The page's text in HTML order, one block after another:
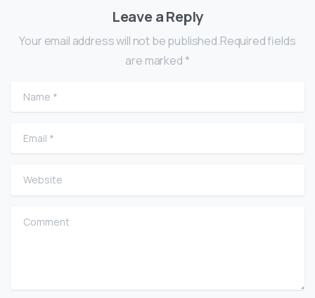
Leave a Reply
Your email address will not be published.Required fields
are marked *
Name
Email
Website
Comment